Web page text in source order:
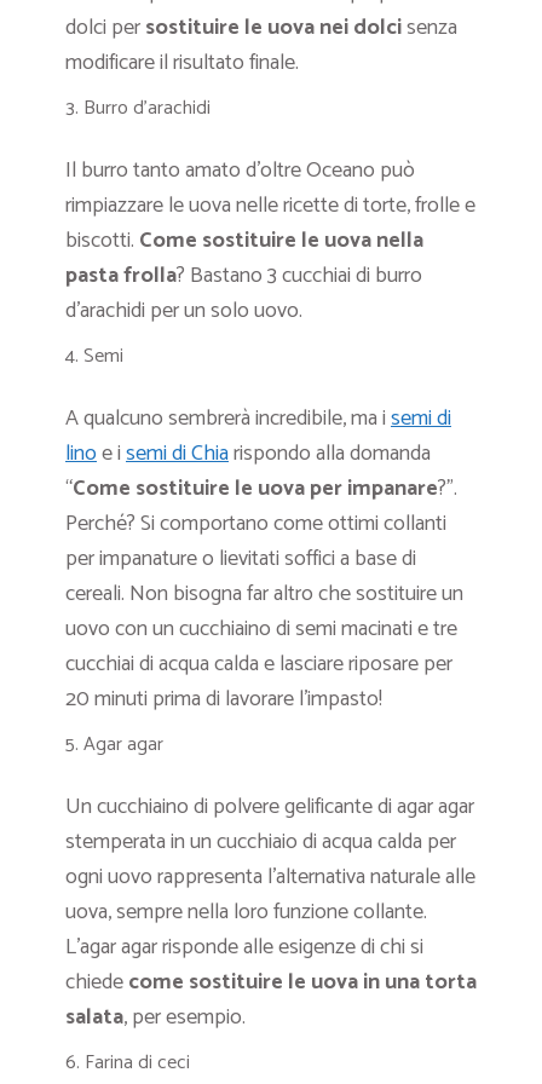
dolci persostituire le uova nei dolcisenza
modificare il risultato finale.
Burro d’arachidi
Il burro tanto amato d’oltre Oceano può
rimpiazzare le uova nelle ricette di torte, frolle e
biscotti. Come sostituire le uova nella
pasta frolla? Bastano 3 cucchiai di burro
d’arachidi per un solo uovo.
Semi
A qualcuno sembrerà incredibile, ma isemi di
linoe isemi di Chiarispondo alla domanda
“Come sostituire le uova per impanare?”.
Perché? Si comportano come ottimi collanti
per impanature o lievitati soffici a base di
cereali. Non bisogna far altro che sostituire un
uovo con un cucchiaino di semi macinati e tre
cucchiai di acqua calda e lasciare riposare per
20 minuti prima di lavorare l’impasto!
Agar agar
Un cucchiaino di polvere gelificante di agar agar
stemperata in un cucchiaio di acqua calda per
ogni uovo rappresenta l’alternativa naturale alle
uova, sempre nella loro funzione collante.
L’agar agar risponde alle esigenze di chi si
chiedecome sostituire le uova in una torta
salata, per esempio.
Farina di ceci